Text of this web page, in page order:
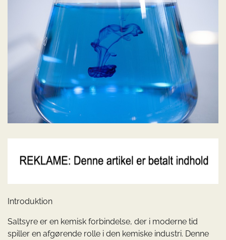
Introduktion
Saltsyre er en kemisk forbindelse, der i moderne tid
spiller en afgørende rolle i den kemiske industri. Denne